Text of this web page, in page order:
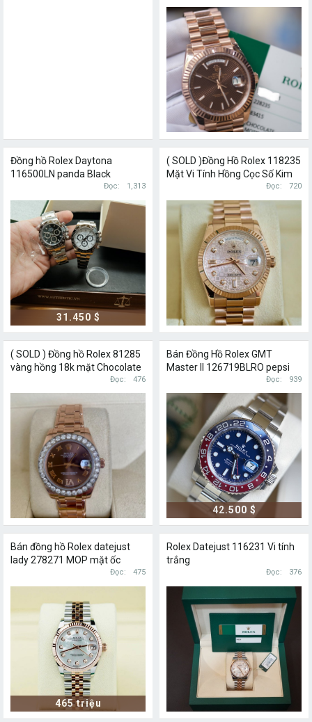
40mm
31.450 $
Đồng hồ Rolex Daytona
116500LN panda Black
Đọc 1,313
( SOLD )Đồng Hồ Rolex 118235
Mặt Vi Tính Hồng Cọc Số Kim
Cương Thiên Nhiên Chính
Hãng
Đọc 720
( SOLD ) Đồng hồ Rolex 81285
vàng hồng 18k mặt Chocolate
cọc số la mã vành kim cương
zin
Đọc 476
42.500 $
Bán Đồng Hồ Rolex GMT
Master II 126719BLRO pepsi
Đọc 939
465 triệu
Bán đồng hồ Rolex datejust
lady 278271 MOP mặt ốc
Đọc 475
Rolex Datejust 116231 Vi tính
trắng
Đọc 376